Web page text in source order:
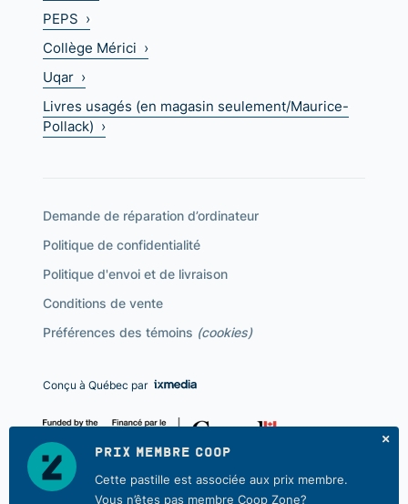
PRIX MEMBRE COOP
Cette pastille est associée aux prix membre.
Vous n’êtes pas membre Coop Zone?
PEPS ›
Collège Mérici ›
Uqar ›
Livres usagés (en magasin seulement/Maurice-
Pollack) ›
Demande de réparation d’ordinateur
Politique de confidentialité
Politique d'envoi et de livraison
Conditions de vente
Préférences des témoins (cookies)
Conçu à Québec par